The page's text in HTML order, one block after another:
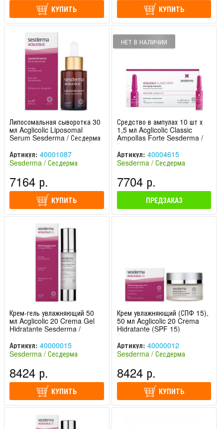
КУПИТЬ КУПИТЬ
Липосомальная сыворотка 30
мл Acglicolic Liposomal
Serum Sesderma / Сесдерма
Артикул: 40001087
Sesderma / Сесдерма
7164 р.
КУПИТЬ
НЕТ В НАЛИЧИИ
Средство в ампулах 10 шт х
1,5 мл Acglicolic Classic
Ampollas Forte Sesderma /
Сесдерма
Артикул: 40004615
Sesderma / Сесдерма
7704 р.
ПРЕДЗАКАЗ
Крем-гель увлажняющий 50
мл Acglicolic 20 Crema Gel
Hidratante Sesderma /
Сесдерма
Артикул: 40000015
Sesderma / Сесдерма
8424 р.
КУПИТЬ
Крем увлажняющий (СПФ 15),
50 мл Acglicolic 20 Crema
Hidratante (SPF 15)
Sesderma / Сесдерма
Артикул: 40000012
Sesderma / Сесдерма
8424 р.
КУПИТЬ